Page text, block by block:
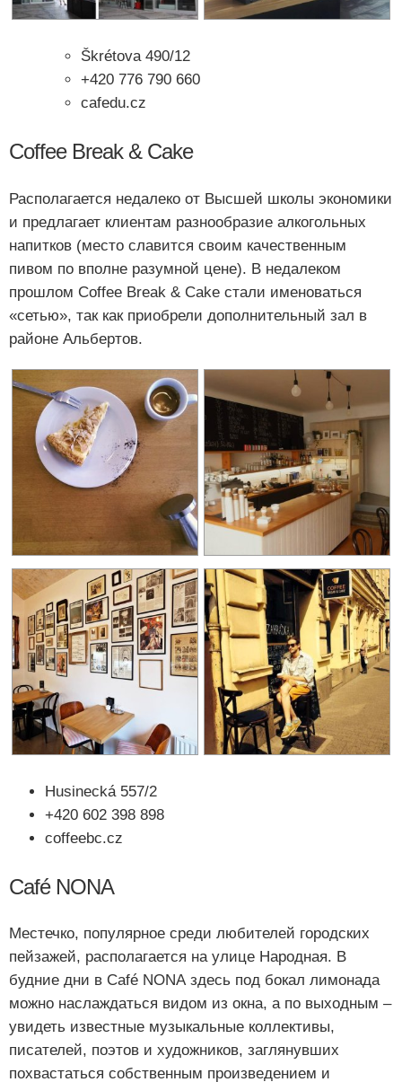
Škrétova 490/12
+420 776 790 660
cafedu.cz
Coffee Break & Cake
Располагается недалеко от Высшей школы экономики
и предлагает клиентам разнообразие алкогольных
напитков (место славится своим качественным
пивом по вполне разумной цене). В недалеком
прошлом Coffee Break & Cake стали именоваться
«сетью», так как приобрели дополнительный зал в
районе Альбертов.
Husinecká 557/2
+420 602 398 898
coffeebc.cz
Café NONA
Местечко, популярное среди любителей городских
пейзажей, располагается на улице Народная. В
будние дни в Café NONA здесь под бокал лимонада
можно наслаждаться видом из окна, а по выходным –
увидеть известные музыкальные коллективы,
писателей, поэтов и художников, заглянувших
похвастаться собственным произведением и